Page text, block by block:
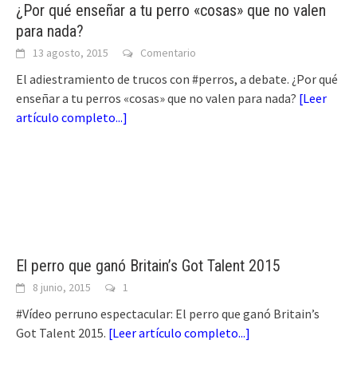
¿Por qué enseñar a tu perro «cosas» que no valen
para nada?
13 agosto, 2015 Comentario
El adiestramiento de trucos con #perros, a debate. ¿Por qué
enseñar a tu perros «cosas» que no valen para nada? [Leer
artículo completo...]
El perro que ganó Britain’s Got Talent 2015
8 junio, 2015 1
#Vídeo perruno espectacular: El perro que ganó Britain’s
Got Talent 2015. [Leer artículo completo...]